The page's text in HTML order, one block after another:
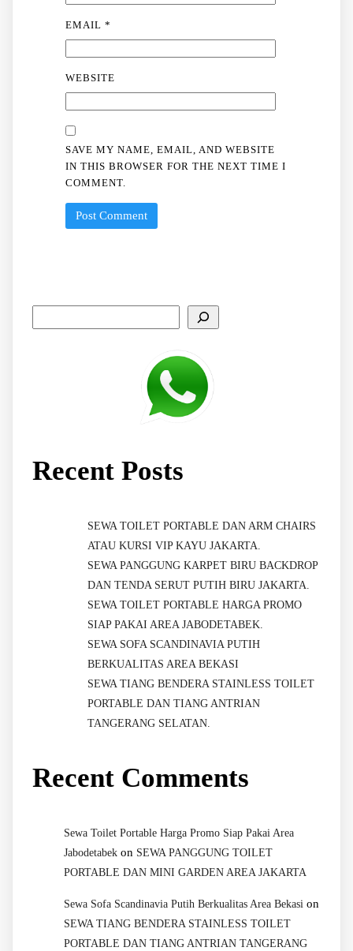
EMAIL *
WEBSITE
SAVE MY NAME, EMAIL, AND WEBSITE
IN THIS BROWSER FOR THE NEXT TIME I
COMMENT.
Recent Posts
SEWA TOILET PORTABLE DAN ARM CHAIRS
ATAU KURSI VIP KAYU JAKARTA.
SEWA PANGGUNG KARPET BIRU BACKDROP
DAN TENDA SERUT PUTIH BIRU JAKARTA.
SEWA TOILET PORTABLE HARGA PROMO
SIAP PAKAI AREA JABODETABEK.
SEWA SOFA SCANDINAVIA PUTIH
BERKUALITAS AREA BEKASI
SEWA TIANG BENDERA STAINLESS TOILET
PORTABLE DAN TIANG ANTRIAN
TANGERANG SELATAN.
Recent Comments
Sewa Toilet Portable Harga Promo Siap Pakai Area
Jabodetabek on SEWA PANGGUNG TOILET
PORTABLE DAN MINI GARDEN AREA JAKARTA
Sewa Sofa Scandinavia Putih Berkualitas Area Bekasi on
SEWA TIANG BENDERA STAINLESS TOILET
PORTABLE DAN TIANG ANTRIAN TANGERANG